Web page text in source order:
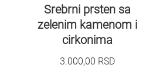
Srebrni prsten sa
zelenim kamenom i
cirkonima
3.000,00 RSD